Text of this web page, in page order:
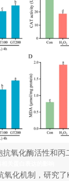
抗氧化酶活性和丙
氧化机制，研究了